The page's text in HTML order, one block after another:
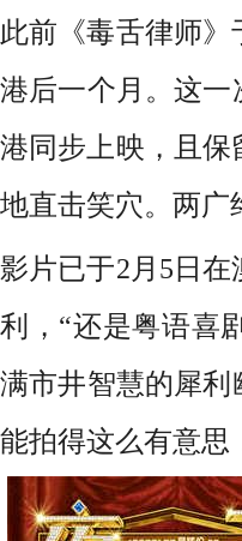
此前《毒舌律师
港后一个月。这一
港同步上映，且保
地直击笑穴。 两广
影片已于2月5日
利
， “还是粤语喜
满市井智慧的犀利
能拍得这么有意思